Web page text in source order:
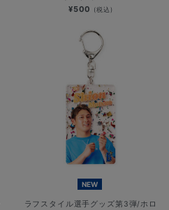
¥500 (税込)
NEW
ラフスタイル選手グッズ第3弾/ホロ